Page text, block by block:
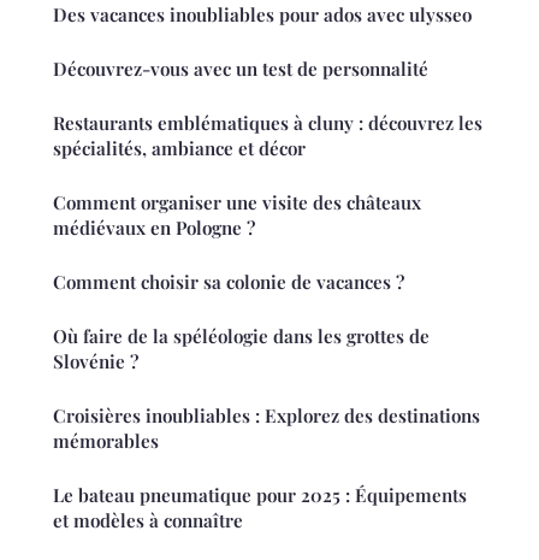
Des vacances inoubliables pour ados avec ulysseo
Découvrez-vous avec un test de personnalité
Restaurants emblématiques à cluny : découvrez les
spécialités, ambiance et décor
Comment organiser une visite des châteaux
médiévaux en Pologne ?
Comment choisir sa colonie de vacances ?
Où faire de la spéléologie dans les grottes de
Slovénie ?
Croisières inoubliables : Explorez des destinations
mémorables
Le bateau pneumatique pour 2025 : Équipements
et modèles à connaître